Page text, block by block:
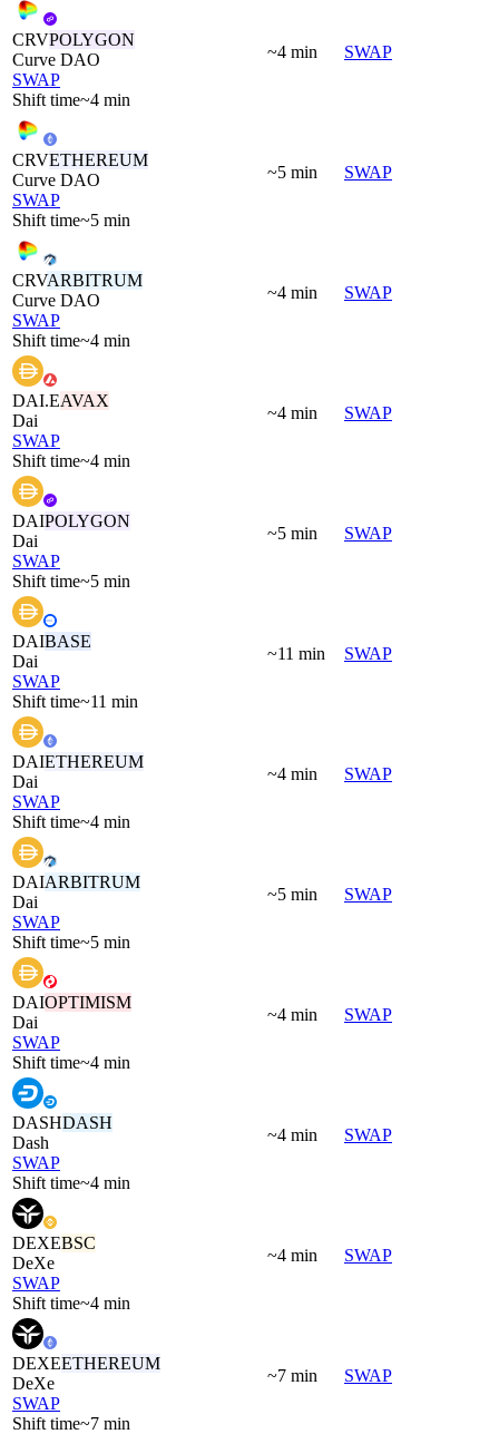
CRVPOLYGON
Curve DAO
SWAP
Shift time~4 min
~4 min SWAP
CRVETHEREUM
Curve DAO
SWAP
Shift time~5 min
~5 min SWAP
CRVARBITRUM
Curve DAO
SWAP
Shift time~4 min
~4 min SWAP
DAI.EAVAX
Dai
SWAP
Shift time~4 min
~4 min SWAP
DAIPOLYGON
Dai
SWAP
Shift time~5 min
~5 min SWAP
DAIBASE
Dai
SWAP
Shift time~11 min
~11 min SWAP
DAIETHEREUM
Dai
SWAP
Shift time~4 min
~4 min SWAP
DAIARBITRUM
Dai
SWAP
Shift time~5 min
~5 min SWAP
DAIOPTIMISM
Dai
SWAP
Shift time~4 min
~4 min SWAP
DASHDASH
Dash
SWAP
Shift time~4 min
~4 min SWAP
DEXEBSC
DeXe
SWAP
Shift time~4 min
~4 min SWAP
DEXEETHEREUM
DeXe
SWAP
Shift time~7 min
~7 min SWAP